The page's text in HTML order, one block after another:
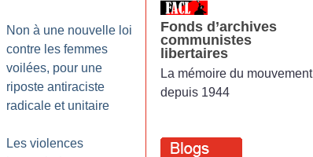
Non à une nouvelle loi
contre les femmes
voilées, pour une
riposte antiraciste
radicale et unitaire
Les violences
Fonds d’archives
communistes
libertaires
La mémoire du mouvement
depuis 1944